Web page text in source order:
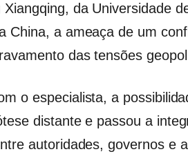
Xiangqing, da Universidade
China, a ameaça de um
das tensões
o especialista, a
distante e passou a
autoridades, governos e